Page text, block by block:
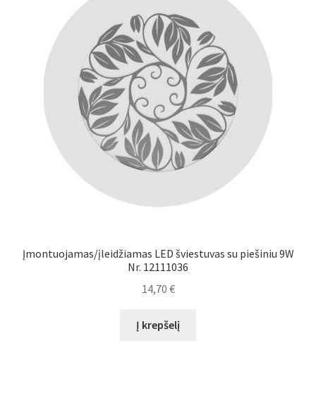
Įmontuojamas/įleidžiamas LED šviestuvas su piešiniu 9W
Nr. 12111036
14,70 €
Į krepšelį